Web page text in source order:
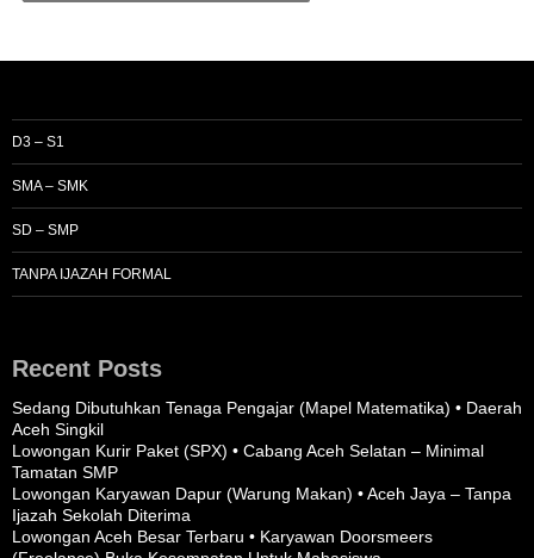
D3 – S1
SMA – SMK
SD – SMP
TANPA IJAZAH FORMAL
Recent Posts
Sedang Dibutuhkan Tenaga Pengajar (Mapel Matematika) • Daerah
Aceh Singkil
Lowongan Kurir Paket (SPX) • Cabang Aceh Selatan – Minimal
Tamatan SMP
Lowongan Karyawan Dapur (Warung Makan) • Aceh Jaya – Tanpa
Ijazah Sekolah Diterima
Lowongan Aceh Besar Terbaru • Karyawan Doorsmeers